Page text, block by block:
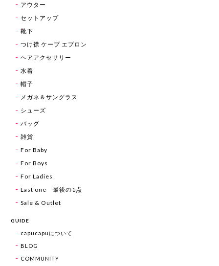
アウター
セットアップ
靴下
つけ襟 ケープ エプロン
ヘアアクセサリー
水着
帽子
メガネ＆サングラス
シューズ
バッグ
雑貨
For Baby
For Boys
For Ladies
Last one 最後の1点
Sale & Outlet
GUIDE
capucapuについて
BLOG
COMMUNITY